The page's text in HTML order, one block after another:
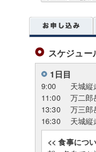
スケジュー
1日目
9:00
天城
11:00
万二郎
13:30
万三郎
16:30
天城
<< 食事につ